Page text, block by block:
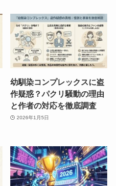
幼馴染コンプレックスに盗
作疑惑？パクリ騒動の理由
と作者の対応を徹底調査
2026年1月5日